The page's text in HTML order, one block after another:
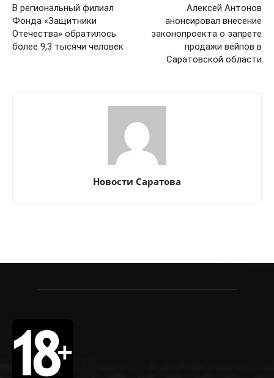
В региональный филиал
Фонда «Защитники
Отечества» обратилось
более 9,3 тысячи человек
Алексей Антонов
анонсировал внесение
законопроекта о запрете
продажи вейпов в
Саратовской области
Новости Саратова